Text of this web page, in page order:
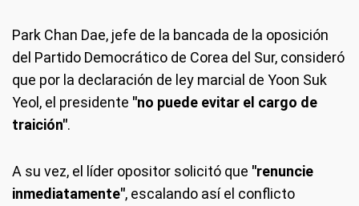
Park Chan Dae, jefe de la bancada de la oposición
del Partido Democrático de Corea del Sur, consideró
que por la declaración de ley marcial de Yoon Suk
Yeol, el presidente "no puede evitar el cargo de
traición".
A su vez, el líder opositor solicitó que "renuncie
inmediatamente", escalando así el conflicto